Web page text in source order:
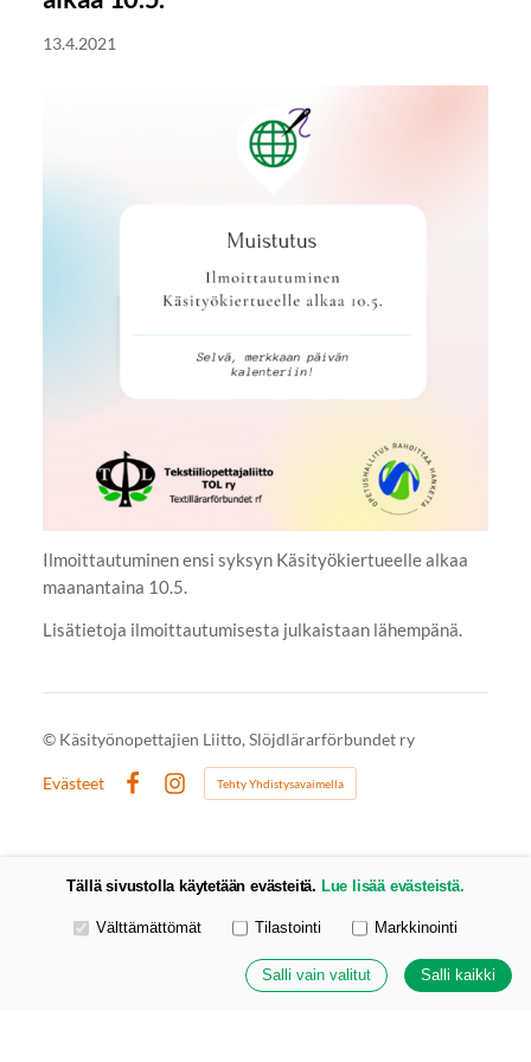
13.4.2021
Ilmoittautuminen ensi syksyn Käsityökiertueelle alkaa
maanantaina 10.5.
Lisätietoja ilmoittautumisesta julkaistaan lähempänä.
© Käsityönopettajien Liitto, Slöjdlärarförbundet ry
Evästeet
Instagram
Tehty Yhdistysavaimella
Tällä sivustolla käytetään evästeitä. Lue lisää evästeistä.
Valitse käytettävät evästeet
Välttämättömät Tilastointi Markkinointi
Salli vain valitut Salli kaikki